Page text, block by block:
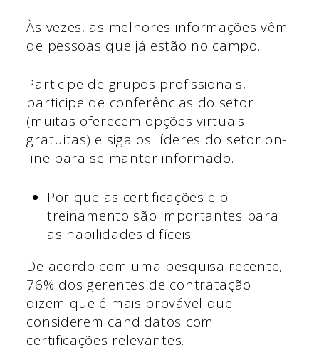
Às vezes, as melhores informações vêm
de pessoas que já estão no campo.
Participe de grupos profissionais,
participe de conferências do setor
(muitas oferecem opções virtuais
gratuitas) e siga os líderes do setor on-
line para se manter informado.
Por que as certificações e o
treinamento são importantes para
as habilidades difíceis
De acordo com uma pesquisa recente,
76% dos gerentes de contratação
dizem que é mais provável que
considerem candidatos com
certificações relevantes.